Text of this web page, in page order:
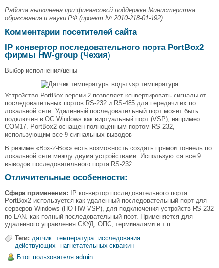
Работа выполнена при финансовой поддержке Министерства
образования и науки РФ (проект № 2010-218-01-192).
Комментарии посетителей сайта
IP конвертор последовательного порта PortBox2
фирмы HW-group (Чехия)
Выбор исполнения/цены
Устройство PortBox версии 2 позволяет конвертировать сигналы от
последовательных портов RS-232 и RS-485 для передачи их по
локальной сети. Удаленный последовательный порт может быть
подключен в ОС Windows как виртуальный порт (VSP), например
COM17. PortBox2 оснащен полноценным портом RS-232,
использующим все 9 сигнальных выводов
В режиме «Box-2-Box» есть возможность создать прямой тоннель по
локальной сети между двумя устройствами. Используются все 9
выводов последовательного порта RS-232.
Отличительные особенности:
Сфера применения: IP конвертор последовательного порта
PortBox2 используется как удаленный последовательный порт для
серверов Windows (ПО HW VSP), для подключения устройств RS-232
по LAN, как полный последовательный порт. Применяется для
удаленного управления СКУД, ОПС, терминалами и т.п.
Теги: датчик температура исследования
действующих
нагнетательных скважин
Блог пользователя admin